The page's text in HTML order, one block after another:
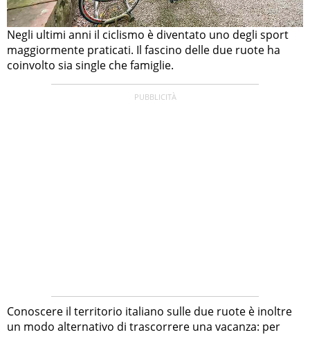
Negli ultimi anni il ciclismo è diventato uno degli sport
maggiormente praticati. Il fascino delle due ruote ha
coinvolto sia single che famiglie.
Conoscere il territorio italiano sulle due ruote è inoltre
un modo alternativo di trascorrere una vacanza: per